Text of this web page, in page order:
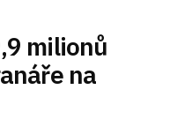
milionů
na